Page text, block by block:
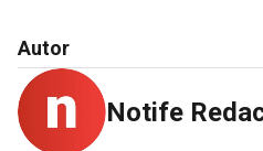
Autor
Notife